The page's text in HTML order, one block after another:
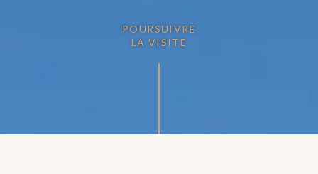
POURSUIVRE
LA VISITE